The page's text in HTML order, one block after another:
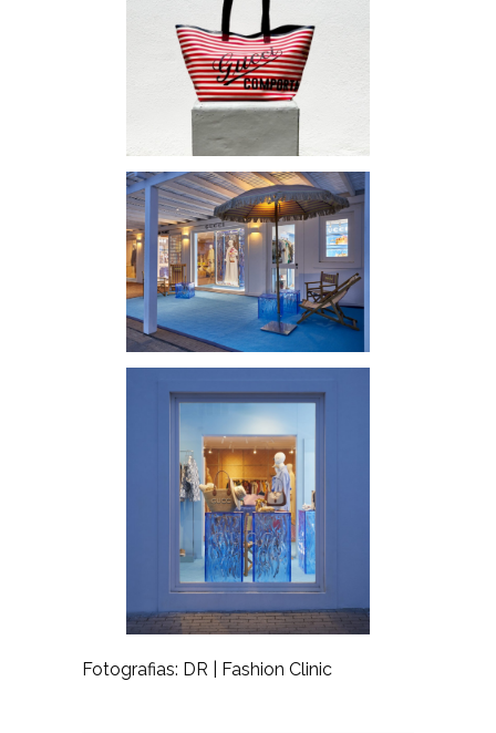
Fotografias: DR | Fashion Clinic